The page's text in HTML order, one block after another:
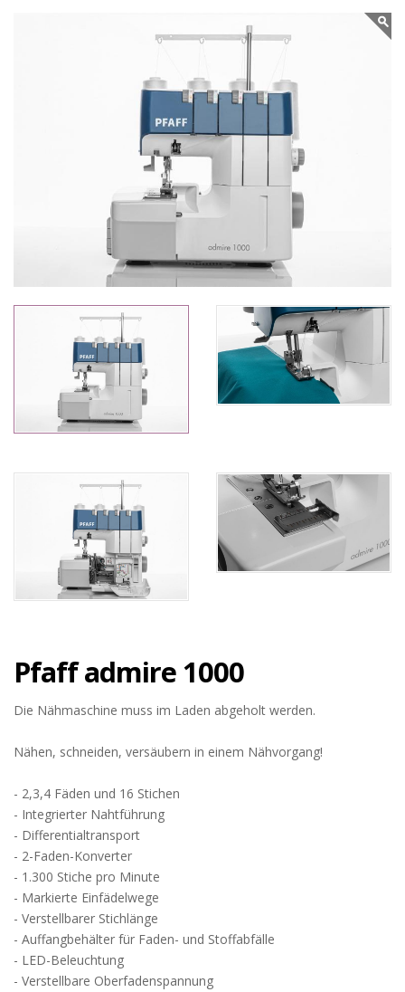
Pfaff admire 1000
Die Nähmaschine muss im Laden abgeholt werden.
Nähen, schneiden, versäubern in einem Nähvorgang!
- 2,3,4 Fäden und 16 Stichen
- Integrierter Nahtführung
- Differentialtransport
- 2-Faden-Konverter
- 1.300 Stiche pro Minute
- Markierte Einfädelwege
- Verstellbarer Stichlänge
- Auffangbehälter für Faden- und Stoffabfälle
- LED-Beleuchtung
- Verstellbare Oberfadenspannung